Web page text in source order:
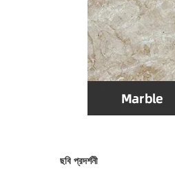
ছবি প্রদর্শনী